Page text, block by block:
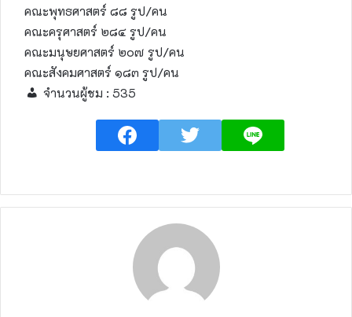
คณะพุทธศาสตร์ ๘๘ รูป/คน
คณะครุศาสตร์ ๒๘๔ รูป/คน
คณะมนุษยศาสตร์ ๒๐๗ รูป/คน
คณะสังคมศาสตร์ ๑๘๓ รูป/คน
จำนวนผู้ชม : 535